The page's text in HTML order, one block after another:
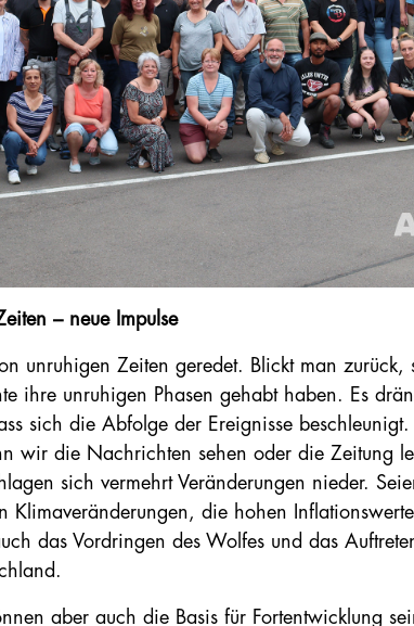
– neue Impulse
unruhigen Zeiten geredet. Blickt man zurück,
ihre unruhigen Phasen gehabt haben. Es
sich die Abfolge der Ereignisse beschleunigt.
wir die Nachrichten sehen oder die Zeitung
sich vermehrt Veränderungen nieder.
Klimaveränderungen, die hohen
das Vordringen des Wolfes und das
aber auch die Basis für Fortentwicklung